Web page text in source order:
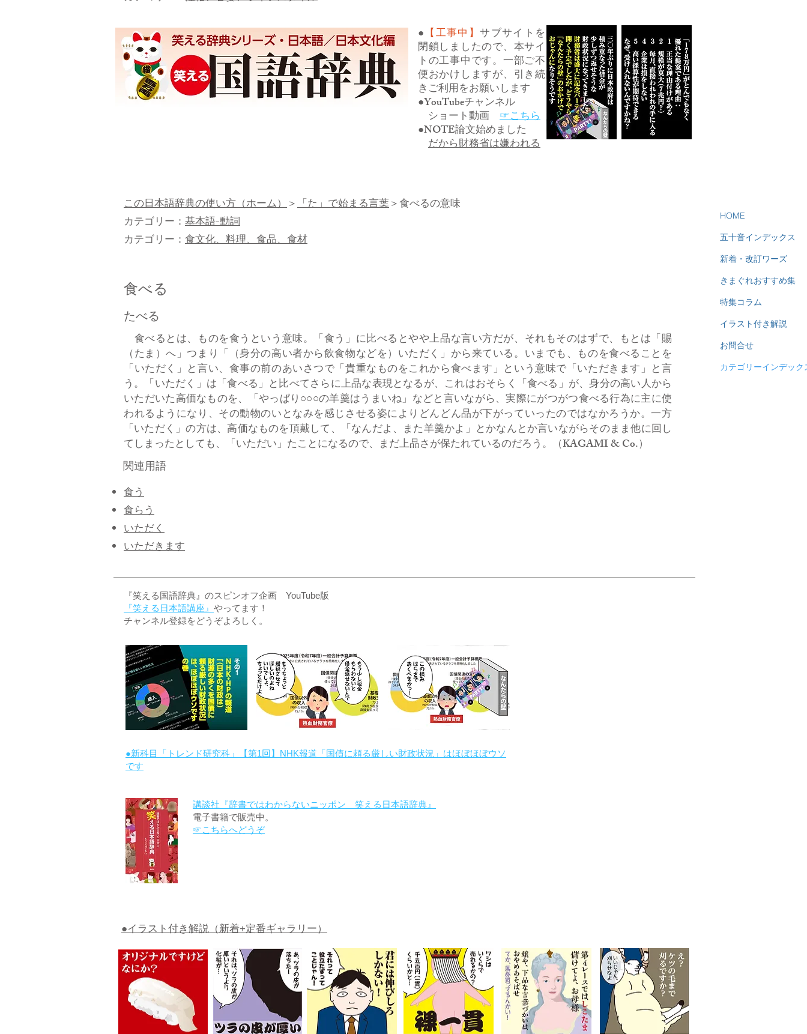
● 【工事中】サブサイトを
閉鎖しましたので、本サイ
トの工事中です。一部ご不
便おかけしますが、引き続
きご利用をお願いします
●YouTubeチャンネル
ショート動画 ☞こちら
●NOTE論文始めました
だから財務省は嫌われる
この日本語辞典の使い方（ホーム）＞「た」で始まる言葉＞食べるの意味
カテゴリー： 基本語-動詞
カテゴリー： 食文化、料理、食品、食材
食べる
たべる
食べるとは、ものを食うという意味。「食う」に比べるとやや上品な言い方だが、それもそのはずで、もとは「賜
（たま）へ」つまり「（身分の高い者から飲食物などを）いただく」から来ている。いまでも、ものを食べることを
「いただく」と言い、食事の前のあいさつで「貴重なものをこれから食べます」という意味で「いただきます」と言
う。「いただく」は「食べる」と比べてさらに上品な表現となるが、これはおそらく「食べる」が、身分の高い人から
いただいた高価なものを、「やっぱり○○○の羊羹はうまいね」などと言いながら、実際にがつがつ食べる行為に主に使
われるようになり、その動物のいとなみを感じさせる姿によりどんどん品が下がっていったのではなかろうか。一方
「いただく」の方は、高価なものを頂戴して、「なんだよ、また羊羹かよ」とかなんとか言いながらそのまま他に回し
てしまったとしても、「いただい」たことになるので、まだ上品さが保たれているのだろう。（KAGAMI & Co.）
関連用語
食う
食らう
いただく
いただきます
HOME
五十音インデックス
新着・改訂ワーズ
きまぐれおすすめ集
特集コラム
イラスト付き解説
お問合せ
カテゴリーインデック
『笑える国語辞典』のスピンオフ企画 YouTube版
『笑える日本語講座』 やってます！
チャンネル登録をどうぞよろしく。
●新科目「トレンド研究科」【第1回】NHK報道「国債に頼る厳しい財政状況」はほぼほぼウソ
です
講談社『辞書ではわからないニッポン 笑える日本語辞典』
電子書籍で販売中。
☞こちらへどうぞ
●イラスト付き解説（新着+定番ギャラリー）